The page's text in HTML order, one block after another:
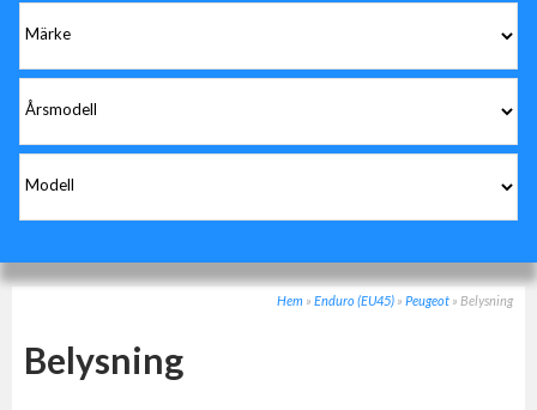
Hem » Enduro (EU45) » Peugeot » Belysning
Belysning